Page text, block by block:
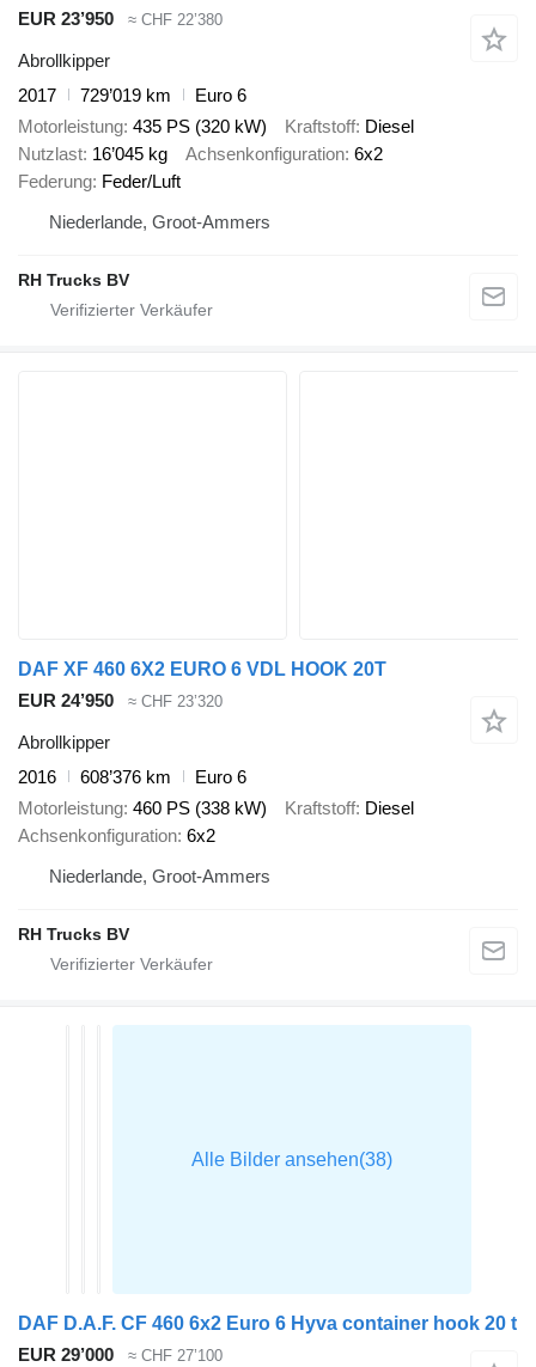
EUR 23’950 ≈ CHF 22’380
Abrollkipper
2017
729’019 km
Euro 6
Motorleistung 435 PS (320 kW) Kraftstoff Diesel
Nutzlast 16’045 kg Achsenkonfiguration 6x2
Federung Feder/Luft
Niederlande, Groot-Ammers
RH Trucks BV
DAF XF 460 6X2 EURO 6 VDL HOOK 20T
EUR 24’950
≈ CHF 23’320
Abrollkipper
2016
608’376 km
Euro 6
Motorleistung 460 PS (338 kW) Kraftstoff Diesel
Achsenkonfiguration 6x2
Niederlande, Groot-Ammers
RH Trucks BV
DAF D.A.F. CF 460 6x2 Euro 6 Hyva container hook 20 t
EUR 29’000
≈ CHF 27’100